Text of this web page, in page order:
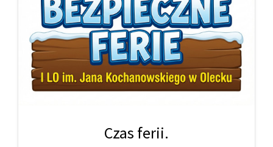
Czas ferii.